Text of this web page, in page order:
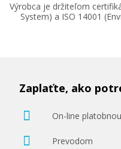
Výrobca je držiteľom
System) a ISO 14001
Zaplaťte, ako
On-line
Prevodom